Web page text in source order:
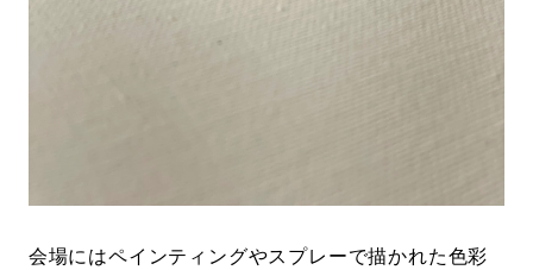
会場にはペインティングやスプレーで描かれた色彩